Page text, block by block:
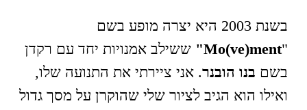
בשנת 2003 היא יצרה מופע בשם
"
Mo(ve)ment"
ששילב אמנויות יחד עם רקדן
בשם בנו הובנר. אני ציירתי את התנועה שלו,
ואילו הוא הגיב לציור שלי שהוקרן על מסך גדול